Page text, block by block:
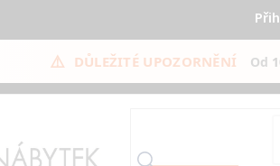
⚠️ DŮLEŽITÉ UPOZORNĚNÍ Od